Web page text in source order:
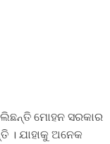
ମୋହନ ସରକାର
। ଯାହାକୁ ଅନେକ